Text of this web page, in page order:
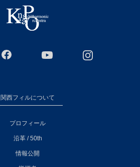
関西フィルについて
プロフィール
沿革 / 50th
情報公開